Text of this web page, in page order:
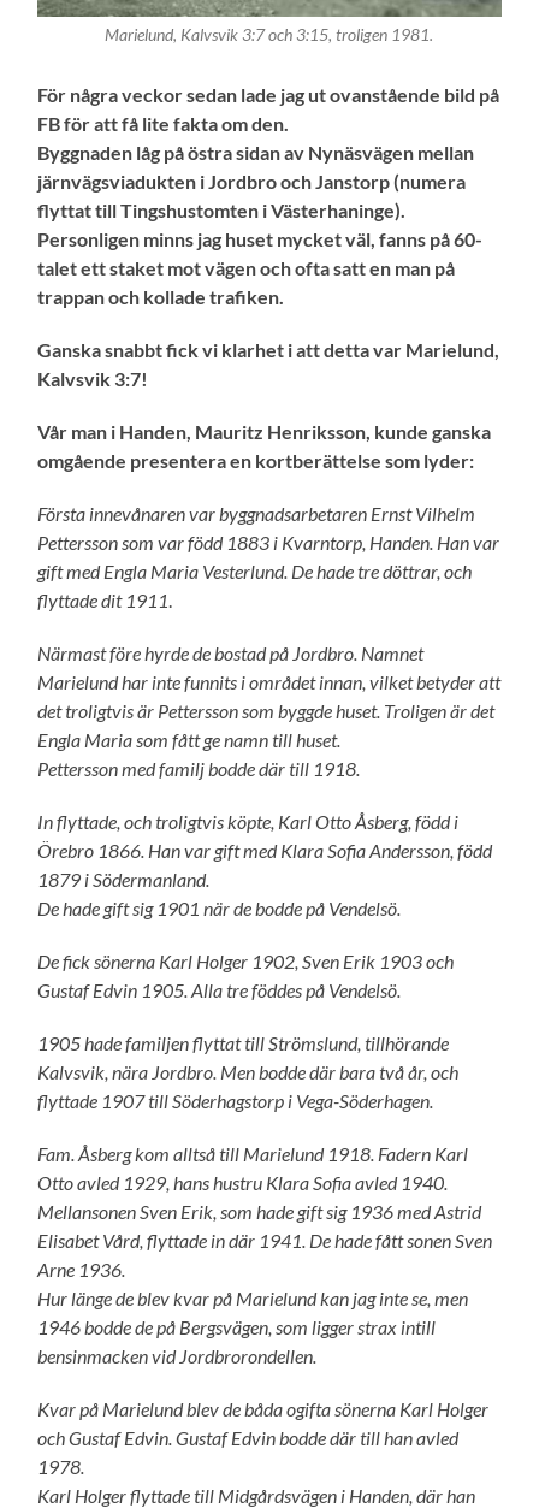
Marielund, Kalvsvik 3:7 och 3:15, troligen 1981.
För några veckor sedan lade jag ut ovanstående bild på
FB för att få lite fakta om den.
Byggnaden låg på östra sidan av Nynäsvägen mellan
järnvägsviadukten i Jordbro och Janstorp (numera
flyttat till Tingshustomten i Västerhaninge).
Personligen minns jag huset mycket väl, fanns på 60-
talet ett staket mot vägen och ofta satt en man på
trappan och kollade trafiken.
Ganska snabbt fick vi klarhet i att detta var Marielund,
Kalvsvik 3:7!
Vår man i Handen, Mauritz Henriksson, kunde ganska
omgående presentera en kortberättelse som lyder:
Första innevånaren var byggnadsarbetaren Ernst Vilhelm
Pettersson som var född 1883 i Kvarntorp, Handen. Han var
gift med Engla Maria Vesterlund. De hade tre döttrar, och
flyttade dit 1911
Närmast före hyrde de bostad på Jordbro. Namnet
Marielund har inte funnits i området innan, vilket betyder att
det troligtvis är Pettersson som byggde huset. Troligen är det
Engla Maria som fått ge namn till huset.
Pettersson med familj bodde där till 1918.
In flyttade, och troligtvis köpte, Karl Otto Åsberg, född i
Örebro 1866. Han var gift med Klara Sofia Andersson, född
1879 i Södermanland.
De hade gift sig 1901 när de bodde på Vendelsö.
De fick sönerna Karl Holger 1902, Sven Erik 1903 och
Gustaf Edvin 1905. Alla tre föddes på Vendelsö.
1905 hade familjen flyttat till Strömslund, tillhörande
Kalvsvik, nära Jordbro. Men bodde där bara två år, och
flyttade 1907 till Söderhagstorp i Vega-Söderhagen.
Fam. Åsberg kom alltså till Marielund 1918. Fadern Karl
Otto avled 1929, hans hustru Klara Sofia avled 1940.
Mellansonen Sven Erik, som hade gift sig 1936 med Astrid
Elisabet Vård, flyttade in där 1941. De hade fått sonen Sven
Arne 1936.
Hur länge de blev kvar på Marielund kan jag inte se, men
1946 bodde de på Bergsvägen, som ligger strax intill
bensinmacken vid Jordbrorondellen.
Kvar på Marielund blev de båda ogifta sönerna Karl Holger
och Gustaf Edvin. Gustaf Edvin bodde där till han avled
1978.
Karl Holger flyttade till Midgårdsvägen i Handen, där han